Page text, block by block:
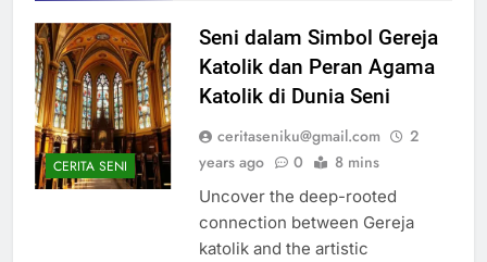
CERITA SENI
Seni dalam Simbol Gereja
Katolik dan Peran Agama
Katolik di Dunia Seni
ceritaseniku@gmail.com
2
years ago
0 8 mins
Uncover the deep-rooted
connection between Gereja
katolik and the artistic